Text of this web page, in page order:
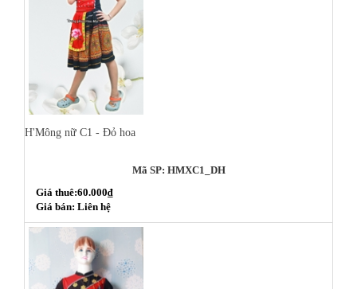
H'Mông nữ C1 - Đỏ hoa
Mã SP: HMXC1_DH
Giá thuê:60.000₫
Giá bán: Liên hệ